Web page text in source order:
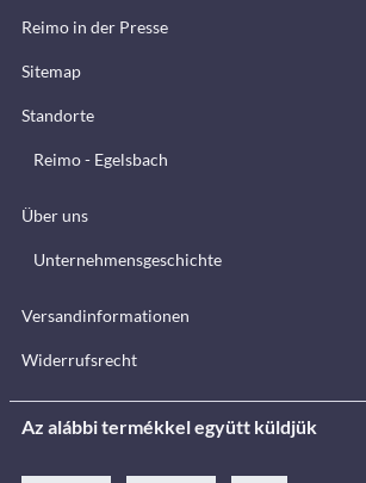
Reimo in der Presse
Sitemap
Standorte
Reimo - Egelsbach
Über uns
Unternehmensgeschichte
Versandinformationen
Widerrufsrecht
Az alábbi termékkel együtt küldjük